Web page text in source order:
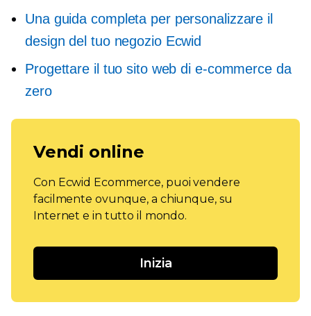
Una guida completa per personalizzare il
design del tuo negozio Ecwid
Progettare il tuo sito web di e-commerce da
zero
Vendi online
Con Ecwid Ecommerce, puoi vendere
facilmente ovunque, a chiunque, su
Internet e in tutto il mondo.
Inizia